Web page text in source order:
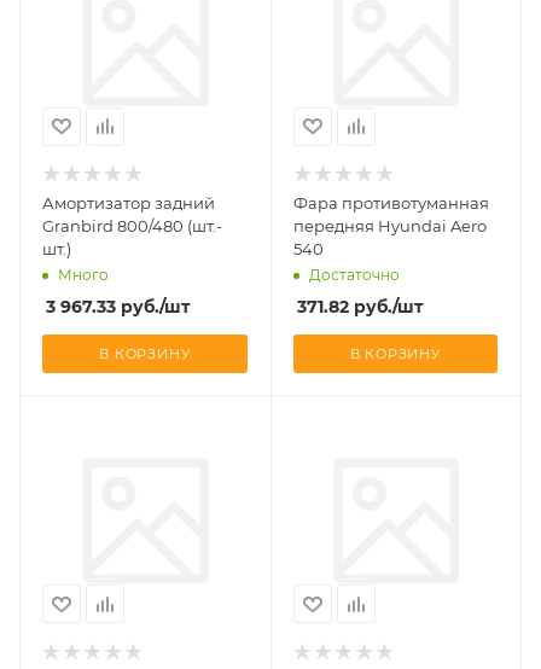
Амортизатор задний
Granbird 800/480 (шт.-
шт.)
Много
3 967.33 руб./шт
В КОРЗИНУ
Фара противотуманная
передняя Hyundai Aero
540
Достаточно
371.82руб./шт
В КОРЗИНУ